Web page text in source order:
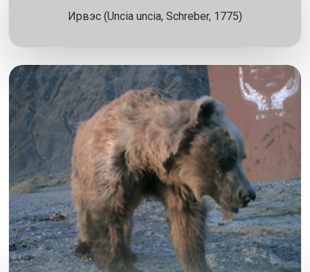
Ирвэс (Uncia uncia, Schreber, 1775)